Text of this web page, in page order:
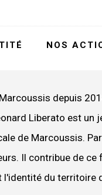
NOS
depuis
Liberato est un
de Marcoussis.
Il contribue de ce
du territoire